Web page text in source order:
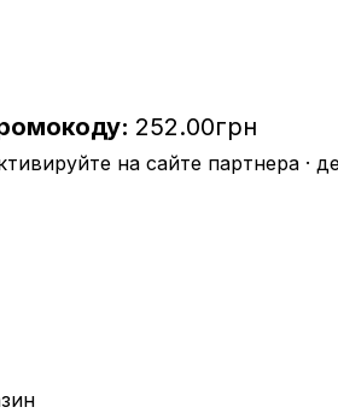
252.00грн
на сайте партнера ·